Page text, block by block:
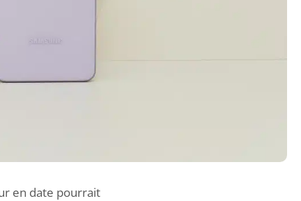
en date pourrait